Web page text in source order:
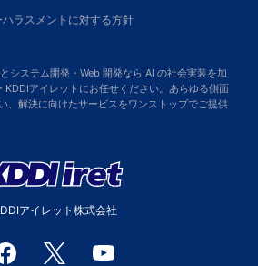
ラスメントに対する方針
システム開発・Web 開発なら AI の社会実装を加
KDDIアイレットにお任せください。あらゆる側面
、解決に向けたサービスをワンストップでご提供
アイレット株式会社